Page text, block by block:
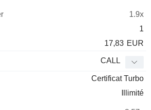
1.9x
1
17,83 EUR
CALL
Certificat Turbo
Illimité